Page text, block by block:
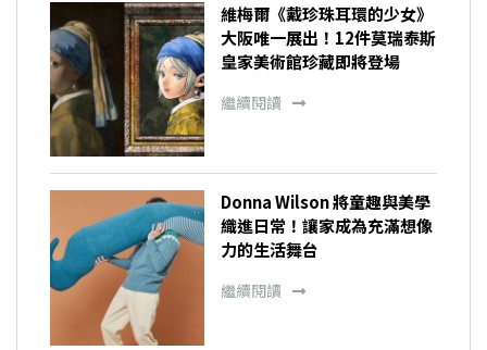
維梅爾《戴珍珠耳環的少女》
大阪唯一展出！12件莫瑞泰斯
皇家美術館珍藏即將登場
繼續閱讀
Donna Wilson 將童趣與美學
織進日常！讓家成為充滿想像
力的生活舞台
繼續閱讀